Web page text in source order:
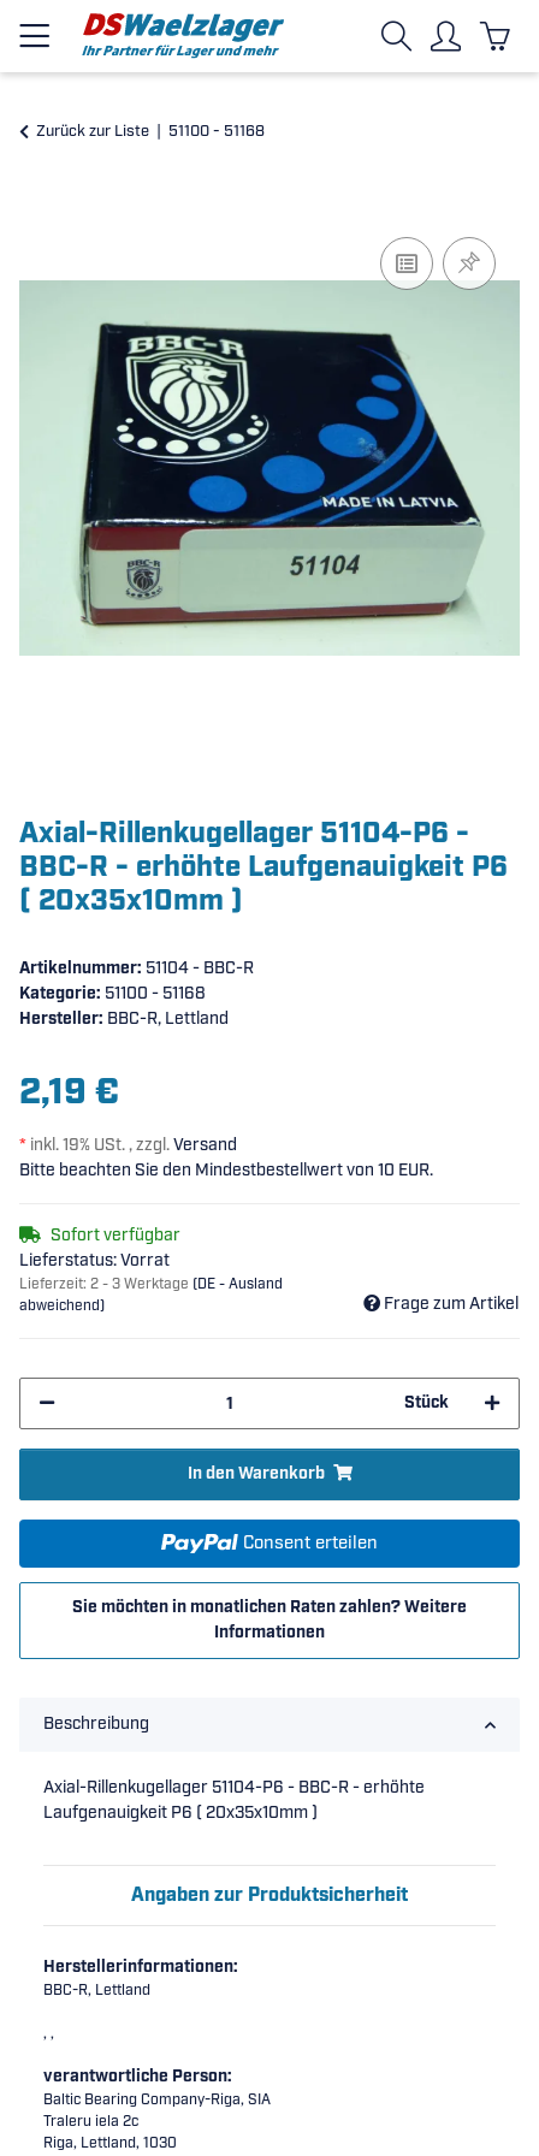
Zurück zur Liste 51100 - 51168
Axial-Rillenkugellager 51104-P6 -
BBC-R - erhöhte Laufgenauigkeit P6
( 20x35x10mm )
Artikelnummer: 51104 - BBC-R
Kategorie: 51100 - 51168
Hersteller: BBC-R, Lettland
2,19 €
* inkl. 19% USt. , zzgl.Versand
Bitte beachten Sie den Mindestbestellwert von 10 EUR.
Sofort verfügbar
Lieferstatus: Vorrat
Lieferzeit: 2 - 3 Werktage (DE - Ausland
abweichend)
Frage zum Artikel
Stück
In den Warenkorb
Consent erteilen
Sie möchten in monatlichen Raten zahlen?Weitere
Informationen
Beschreibung
Axial-Rillenkugellager 51104-P6 - BBC-R - erhöhte
Laufgenauigkeit P6 ( 20x35x10mm )
Angaben zur Produktsicherheit
Herstellerinformationen:
BBC-R, Lettland
, ,
verantwortliche Person:
Baltic Bearing Company-Riga, SIA
Traleru iela 2c
Riga, Lettland, 1030